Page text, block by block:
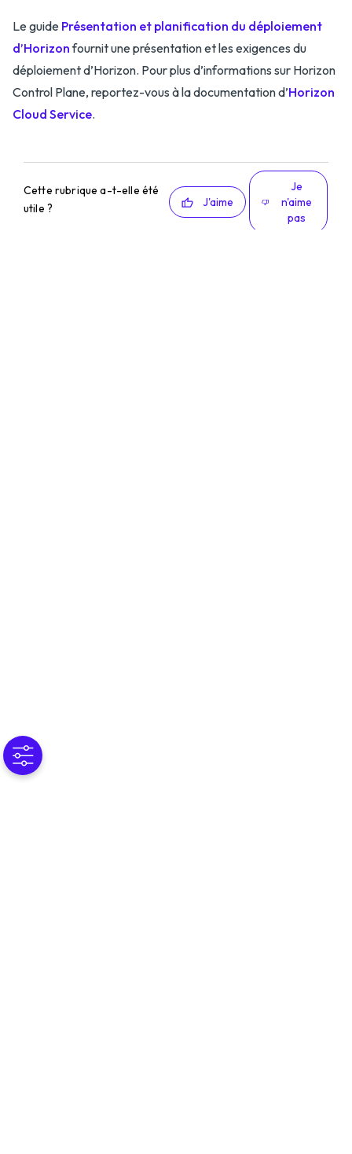
Le guide Présentation et planification du déploiement
d’Horizonfournit une présentation et les exigences du
déploiement d’Horizon. Pour plus d’informations sur Horizon
Control Plane, reportez-vous à la documentation d’Horizon
Cloud Service.
Cette rubrique a-t-elle été
utile ?
J'aime
Je
n'aime
pas